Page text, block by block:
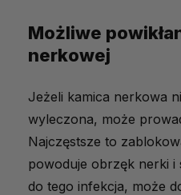
Możliwe
nerkowej
Jeżeli kamica nerkowa
wyleczona, może
Najczęstsze to
powoduje obrzęk nerki i
do tego infekcja, może